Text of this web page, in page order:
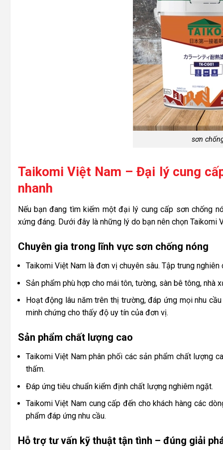
sơn
Taikomi Việt Nam – Đại lý cung
nhanh
Nếu bạn đang tìm kiếm một đại lý cung cấp sơn chống
xứng đáng. Dưới đây là những lý do bạn nên chọn Taikomi
Chuyên gia trong lĩnh vực sơn chống nóng
Taikomi Việt Nam là đơn vị chuyên sâu. Tập trung
Sản phẩm phù hợp cho mái tôn, tường, sàn bê tông, nhà
Hoạt động lâu năm trên thị trường, đáp ứng mọi nhu
minh chứng cho thấy độ uy tín của đơn vị.
Sản phẩm chất lượng cao
Taikomi Việt Nam phân phối các sản phẩm chất lượng
thấm.
Đáp ứng tiêu chuẩn kiểm định chất lượng nghiêm ngặt.
Taikomi Việt Nam cung cấp đến cho khách hàng các
phẩm đáp ứng nhu cầu.
Hỗ trợ tư vấn kỹ thuật tận tình – đúng giải